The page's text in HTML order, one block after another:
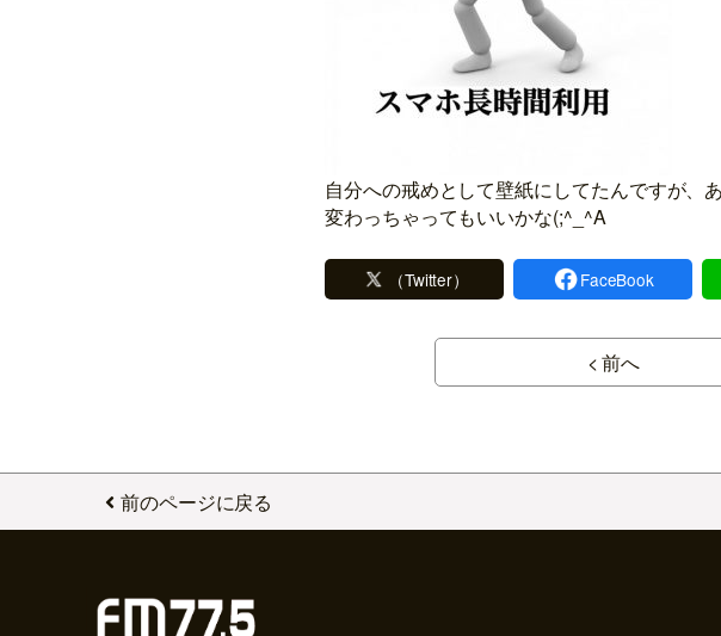
自分への戒めとして壁紙にしてたんですが、
変わっちゃってもいいかな(;^_^A
（Twitter） FaceBook
< 前へ
前のページに戻る